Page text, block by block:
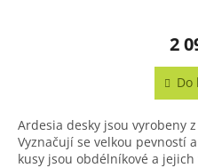
2
Do
Ardesia desky jsou vyrobeny
Vyznačují se velkou pevností
kusy jsou obdélníkové a